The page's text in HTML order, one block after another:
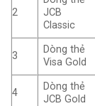
2
JCB
Classic
3
Dòng thẻ
Visa Gold
4
Dòng thẻ
JCB Gold